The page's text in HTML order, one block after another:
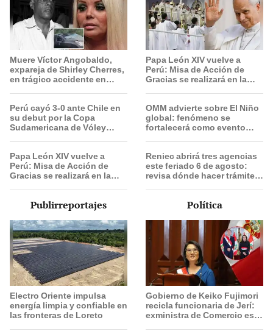
Muere Víctor Angobaldo,
expareja de Shirley Cherres,
en trágico accidente en
Perú cayó 3-0 ante Chile en
su debut por la Copa
Sudamericana de Vóley
Papa León XIV vuelve a
Perú: Misa de Acción de
Gracias se realizará en la
Papa León XIV vuelve a
Perú: Misa de Acción de
Gracias se realizará en la
OMM advierte sobre El Niño
global: fenómeno se
fortalecerá como evento
Reniec abrirá tres agencias
este feriado 6 de agosto:
revisa dónde hacer trámites
Publirreportajes
Electro Oriente impulsa
energía limpia y confiable en
las fronteras de Loreto
Política
Gobierno de Keiko Fujimori
recicla funcionaria de Jerí:
exministra de Comercio es